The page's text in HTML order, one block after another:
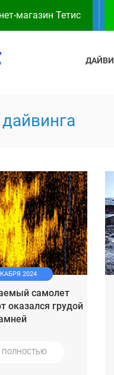
магазин Тетис
2024
самолет
оказался грудой
ПОЛНОСТЬЮ